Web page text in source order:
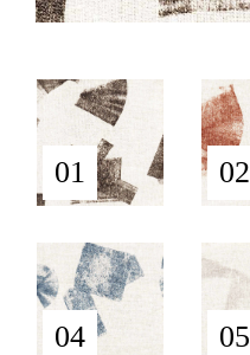
01 02
04 05